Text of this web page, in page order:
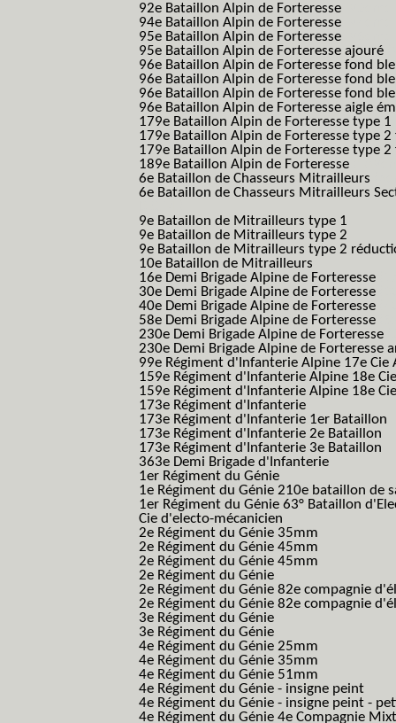
92e Bataillon Alpin de Forteresse
94e Bataillon Alpin de Forteresse
95e Bataillon Alpin de Forteresse
95e Bataillon Alpin de Forteresse ajouré
96e Bataillon Alpin de Forteresse fond
96e Bataillon Alpin de Forteresse fond
96e Bataillon Alpin de Forteresse fond
96e Bataillon Alpin de Forteresse aigle
179e Bataillon Alpin de Forteresse type 1
179e Bataillon Alpin de Forteresse type
179e Bataillon Alpin de Forteresse type
189e Bataillon Alpin de Forteresse
6e Bataillon de Chasseurs Mitrailleurs
6e Bataillon de Chasseurs Mitrailleurs
9e Bataillon de Mitrailleurs type 1
9e Bataillon de Mitrailleurs type 2
9e Bataillon de Mitrailleurs type 2
10e Bataillon de Mitrailleurs
16e Demi Brigade Alpine de Forteresse
30e Demi Brigade Alpine de Forteresse
40e Demi Brigade Alpine de Forteresse
58e Demi Brigade Alpine de Forteresse
230e Demi Brigade Alpine de Forteresse
230e Demi Brigade Alpine de Forteresse
99e Régiment d'Infanterie Alpine 17e
159e Régiment d'Infanterie Alpine 18e
159e Régiment d'Infanterie Alpine 18e
173e Régiment d'Infanterie
173e Régiment d'Infanterie 1er Bataillon
173e Régiment d'Infanterie 2e Bataillon
173e Régiment d'Infanterie 3e Bataillon
363e Demi Brigade d'Infanterie
1er Régiment du Génie
1e Régiment du Génie 210e bataillon de
1er Régiment du Génie 63° Bataillon
Cie d'electo-mécanicien
2e Régiment du Génie 35mm
2e Régiment du Génie 45mm
2e Régiment du Génie 45mm
2e Régiment du Génie
2e Régiment du Génie 82e compagnie
2e Régiment du Génie 82e compagnie
3e Régiment du Génie
3e Régiment du Génie
4e Régiment du Génie 25mm
4e Régiment du Génie 35mm
4e Régiment du Génie 51mm
4e Régiment du Génie - insigne peint
4e Régiment du Génie - insigne peint -
4e Régiment du Génie 4e Compagnie